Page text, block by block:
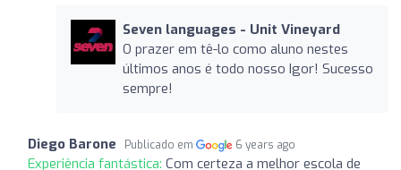
Seven languages ​​- Unit Vineyard
O prazer em tê-lo como aluno nestes
últimos anos é todo nosso Igor! Sucesso
sempre!
Diego Barone Publicado em 6 years ago
Experiência fantástica: Com certeza a melhor escola de